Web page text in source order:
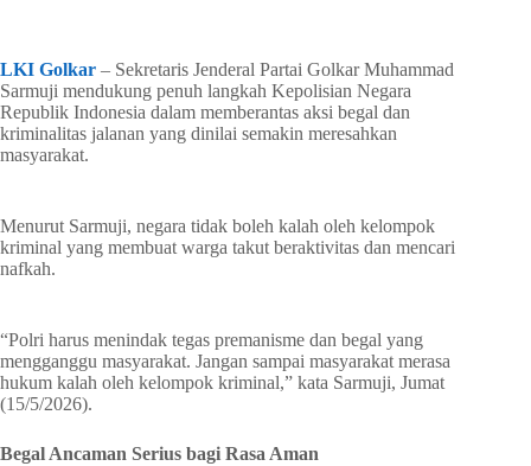
LKI Golkar – Sekretaris Jenderal Partai Golkar Muhammad
Sarmuji mendukung penuh langkah Kepolisian Negara
Republik Indonesia dalam memberantas aksi begal dan
kriminalitas jalanan yang dinilai semakin meresahkan
masyarakat.
Menurut Sarmuji, negara tidak boleh kalah oleh kelompok
kriminal yang membuat warga takut beraktivitas dan mencari
nafkah.
“Polri harus menindak tegas premanisme dan begal yang
mengganggu masyarakat. Jangan sampai masyarakat merasa
hukum kalah oleh kelompok kriminal,” kata Sarmuji, Jumat
(15/5/2026).
Begal Ancaman Serius bagi Rasa Aman